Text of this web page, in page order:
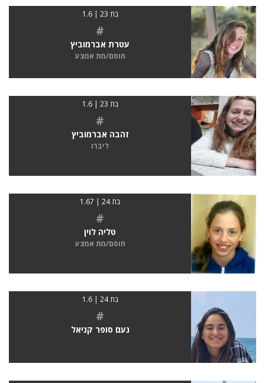
בת 23 | 1.6
#
עטרת אברמוביץ
חוסם/מת אמצע
בת 23 | 1.6
#
זהבה אברמוביץ
ליברו
בת 24 | 1.67
#
טליה לוין
חוסם/מת אמצע
בת 24 | 1.6
#
נעם סופר קניאל